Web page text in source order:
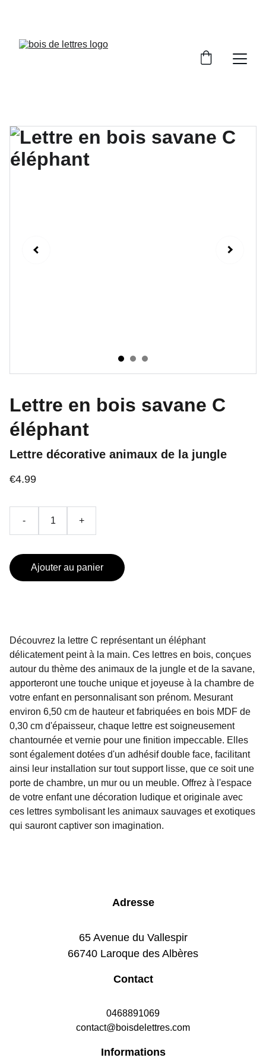
Lettre en bois savane C
éléphant
Lettre décorative animaux de la jungle
€4.99
- +
Ajouter au panier
Découvrez la lettre C représentant un éléphant
délicatement peint à la main. Ces lettres en bois, conçues
autour du thème des animaux de la jungle et de la savane,
apporteront une touche unique et joyeuse à la chambre de
votre enfant en personnalisant son prénom. Mesurant
environ 6,50 cm de hauteur et fabriquées en bois MDF de
0,30 cm d'épaisseur, chaque lettre est soigneusement
chantournée et vernie pour une finition impeccable. Elles
sont également dotées d'un adhésif double face, facilitant
ainsi leur installation sur tout support lisse, que ce soit une
porte de chambre, un mur ou un meuble. Offrez à l'espace
de votre enfant une décoration ludique et originale avec
ces lettres symbolisant les animaux sauvages et exotiques
qui sauront captiver son imagination.
Adresse
65 Avenue du Vallespir
66740 Laroque des Albères
Contact
0468891069
contact@boisdelettres.com
Informations